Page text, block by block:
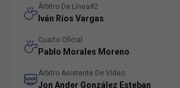
Árbitro De Línea#2
Iván Ríos Vargas
Cuarto Oficial
Pablo Morales Moreno
Árbitro Asistente De Vídeo
Jon Ander González Esteban